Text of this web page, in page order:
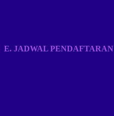
E. JADWAL PENDAFTARAN